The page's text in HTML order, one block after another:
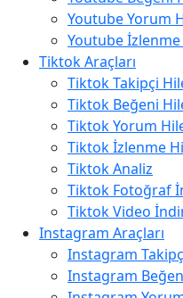
Youtube Yorum
Youtube
Tiktok Araçları
Tiktok Takipçi
Tiktok Beğeni
Tiktok Yorum
Tiktok İzlenme
Tiktok Analiz
Tiktok Fotoğraf
Tiktok Video
Instagram Araçları
Instagram
Instagram